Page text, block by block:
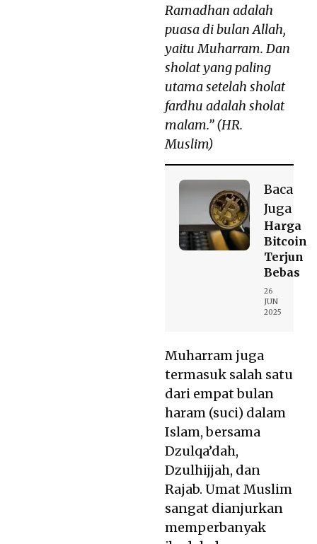
Ramadhan adalah
puasa di bulan Allah,
yaitu Muharram. Dan
sholat yang paling
utama setelah sholat
fardhu adalah sholat
malam.” (HR.
Muslim)
Baca
Juga
Harga
Bitcoin
Terjun
Bebas
26
JUN
2025
Muharram juga
termasuk salah satu
dari empat bulan
haram (suci) dalam
Islam, bersama
Dzulqa’dah,
Dzulhijjah, dan
Rajab. Umat Muslim
sangat dianjurkan
memperbanyak